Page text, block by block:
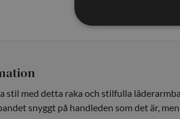
stil med detta raka och stilfulla
snyggt på handleden som det är,